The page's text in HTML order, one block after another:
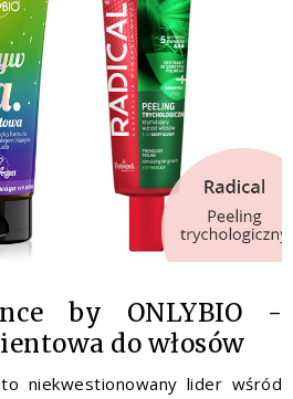
by ONLYBIO -
do włosów
niekwestionowany lider wśród